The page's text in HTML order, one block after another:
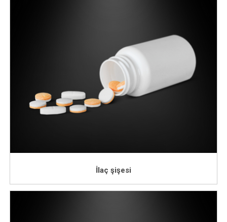
İlaç şişesi